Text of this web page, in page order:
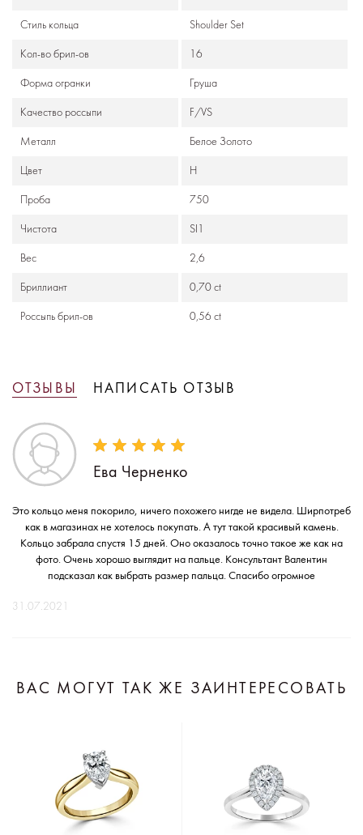
Стиль кольца Shoulder Set
Кол-во брил-ов 16
Формa огранки Груша
Качество россыпи F/VS
Металл Белое Золото
Цвет Н
Проба 750
Чистота SI1
Вес 2,6
Бриллиант 0,70 ct
Россыпь брил-ов 0,56 ct
ОТЗЫВЫ НАПИСАТЬ ОТЗЫВ
Ева Черненко
Это кольцо меня покорило, ничего похожего нигде не видела. Ширпотреб
как в магазинах не хотелось покупать. А тут такой красивый камень.
Кольцо забрала спустя 15 дней. Оно оказалось точно такое же как на
фото. Очень хорошо выглядит на пальце. Консультант Валентин
подсказал как выбрать размер пальца. Спасибо огромное
31.07.2021
ВАС МОГУТ ТАК ЖЕ ЗАИНТЕРЕСОВАТЬ